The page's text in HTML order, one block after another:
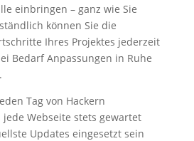
einbringen – ganz wie Sie
können Sie die
Ihres Projektes jederzeit
Bedarf Anpassungen in Ruhe
Tag von Hackern
Webseite stets gewartet
Updates eingesetzt sein